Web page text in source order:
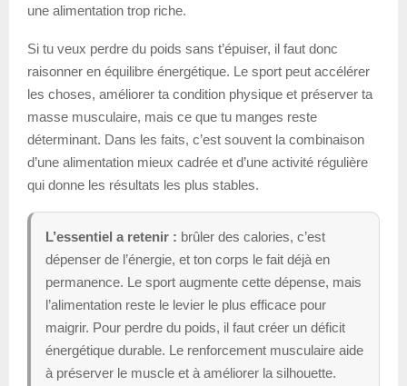
une alimentation trop riche.
Si tu veux perdre du poids sans t’épuiser, il faut donc
raisonner en équilibre énergétique. Le sport peut accélérer
les choses, améliorer ta condition physique et préserver ta
masse musculaire, mais ce que tu manges reste
déterminant. Dans les faits, c’est souvent la combinaison
d’une alimentation mieux cadrée et d’une activité régulière
qui donne les résultats les plus stables.
L’essentiel a retenir : brûler des calories, c’est
dépenser de l’énergie, et ton corps le fait déjà en
permanence. Le sport augmente cette dépense, mais
l’alimentation reste le levier le plus efficace pour
maigrir. Pour perdre du poids, il faut créer un déficit
énergétique durable. Le renforcement musculaire aide
à préserver le muscle et à améliorer la silhouette.